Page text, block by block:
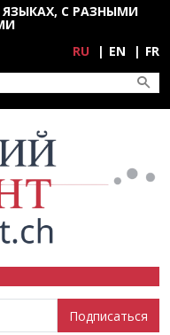
ЯЗЫКАХ, С РАЗНЫМИ
RU EN FR